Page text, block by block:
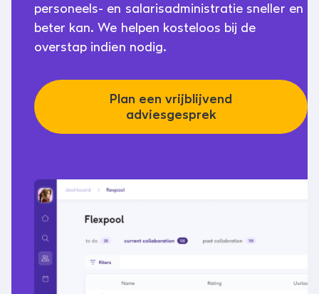
personeels- en salarisadministratie sneller en
beter kan. We helpen kosteloos bij de
overstap indien nodig.
Plan een vrijblijvend
adviesgesprek